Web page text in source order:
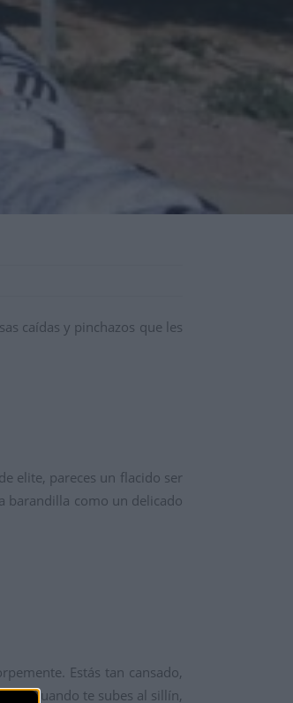
caídas y pinchazos que les
elite, pareces un flacido ser
barandilla como un delicado
Estás tan cansado,
cuando te subes al sillín,